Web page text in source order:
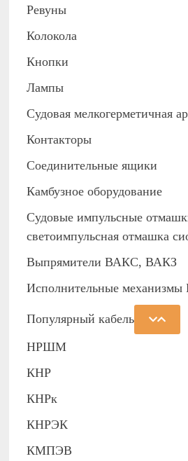
Ревуны
Колокола
Кнопки
Лампы
Судовая мелкогерметичная
Контакторы
Соединительные ящики
Камбузное оборудование
Судовые импульсные
светоимпульсная отмашка
Выпрямители ВАКС, ВАКЗ
Исполнительные
Популярный кабель
НРШМ
КНР
КНРк
КНРЭК
КМПЭВ